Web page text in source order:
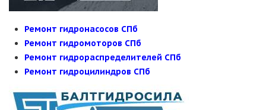
Ремонт гидронасосов СПб
Ремонт гидромоторов СПб
Ремонт гидрораспределителей СПб
Ремонт гидроцилиндров СПб